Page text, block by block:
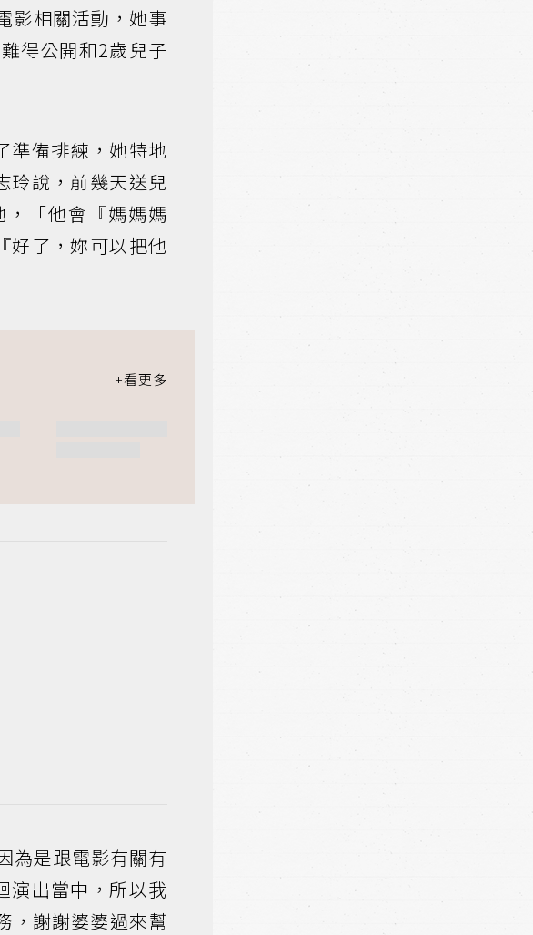
影相關活動，她事
得公開和2歲兒子
準備排練，她特地
玲說，前幾天送兒
「他會『媽媽媽
好了，妳可以把他
為是跟電影有關有
演出當中，所以我
，謝謝婆婆過來幫